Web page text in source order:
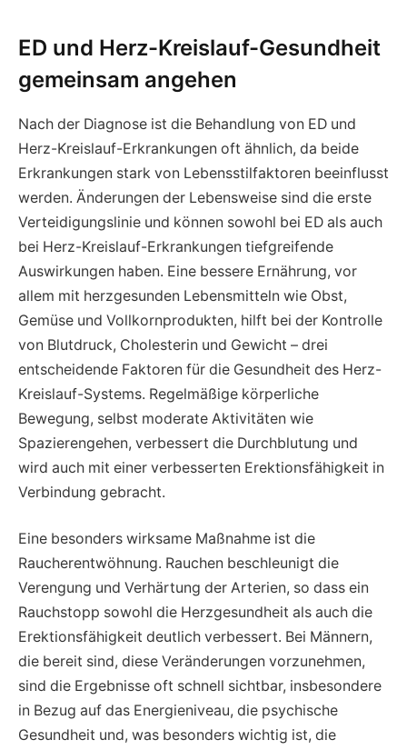
ED und Herz-Kreislauf-Gesundheit
gemeinsam angehen
Nach der Diagnose ist die Behandlung von ED und
Herz-Kreislauf-Erkrankungen oft ähnlich, da beide
Erkrankungen stark von Lebensstilfaktoren beeinflusst
werden. Änderungen der Lebensweise sind die erste
Verteidigungslinie und können sowohl bei ED als auch
bei Herz-Kreislauf-Erkrankungen tiefgreifende
Auswirkungen haben. Eine bessere Ernährung, vor
allem mit herzgesunden Lebensmitteln wie Obst,
Gemüse und Vollkornprodukten, hilft bei der Kontrolle
von Blutdruck, Cholesterin und Gewicht – drei
entscheidende Faktoren für die Gesundheit des Herz-
Kreislauf-Systems. Regelmäßige körperliche
Bewegung, selbst moderate Aktivitäten wie
Spazierengehen, verbessert die Durchblutung und
wird auch mit einer verbesserten Erektionsfähigkeit in
Verbindung gebracht.
Eine besonders wirksame Maßnahme ist die
Raucherentwöhnung. Rauchen beschleunigt die
Verengung und Verhärtung der Arterien, so dass ein
Rauchstopp sowohl die Herzgesundheit als auch die
Erektionsfähigkeit deutlich verbessert. Bei Männern,
die bereit sind, diese Veränderungen vorzunehmen,
sind die Ergebnisse oft schnell sichtbar, insbesondere
in Bezug auf das Energieniveau, die psychische
Gesundheit und, was besonders wichtig ist, die